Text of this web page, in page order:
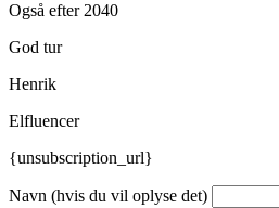
Også efter 2040
God tur
Henrik
Elfluencer
{unsubscription_url}
Navn (hvis du vil oplyse det)